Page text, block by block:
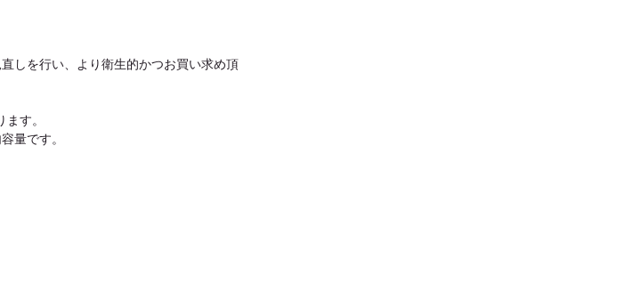
しを行い、より衛生的かつお買い求め頂
す。
量です。